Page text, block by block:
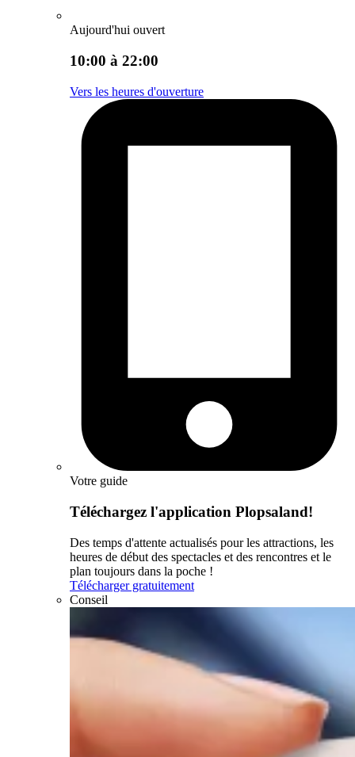
Aujourd'hui ouvert
10:00 à 22:00
Vers les heures d'ouverture
Votre guide
Téléchargez l'application Plopsaland!
Des temps d'attente actualisés pour les attractions, les
heures de début des spectacles et des rencontres et le
plan toujours dans la poche !
Télécharger gratuitement
Conseil